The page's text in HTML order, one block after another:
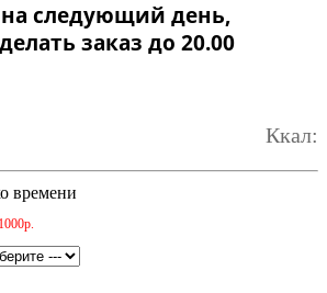
следующий день,
заказ до 20.00
Ккал:
времени